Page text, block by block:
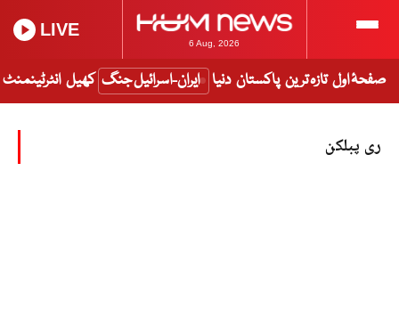
6 Aug, 2026
LIVE
صفحۂ اول تازہ ترین پاکستان دنیا ایران-اسرائیل جنگ کھیل انٹرٹینمنٹ
ری پبلکن